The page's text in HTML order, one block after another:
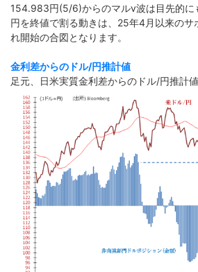
154.983円(5/6)からのマルv波は目先的に
円を終値で割る動きは、25年4月以来のサ
れ開始の合図となります。
金利差からのドル/円推計値
足元、日米実質金利差からのドル/円推計